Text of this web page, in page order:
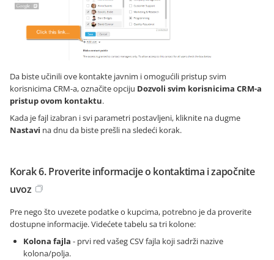
Da biste učinili ove kontakte javnim i omogućili pristup svim
korisnicima CRM-a, označite opciju Dozvoli svim korisnicima CRM-a
pristup ovom kontaktu.
Kada je fajl izabran i svi parametri postavljeni, kliknite na dugme
Nastavi na dnu da biste prešli na sledeći korak.
Korak 6. Proverite informacije o kontaktima i započnite
uvoz
Pre nego što uvezete podatke o kupcima, potrebno je da proverite
dostupne informacije. Videćete tabelu sa tri kolone:
Kolona fajla - prvi red vašeg CSV fajla koji sadrži nazive
kolona/polja.